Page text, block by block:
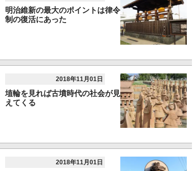
明治維新の最大のポイントは律令
制の復活にあった
2018年11月01日
埴輪を見れば古墳時代の社会が見
えてくる
2018年11月01日